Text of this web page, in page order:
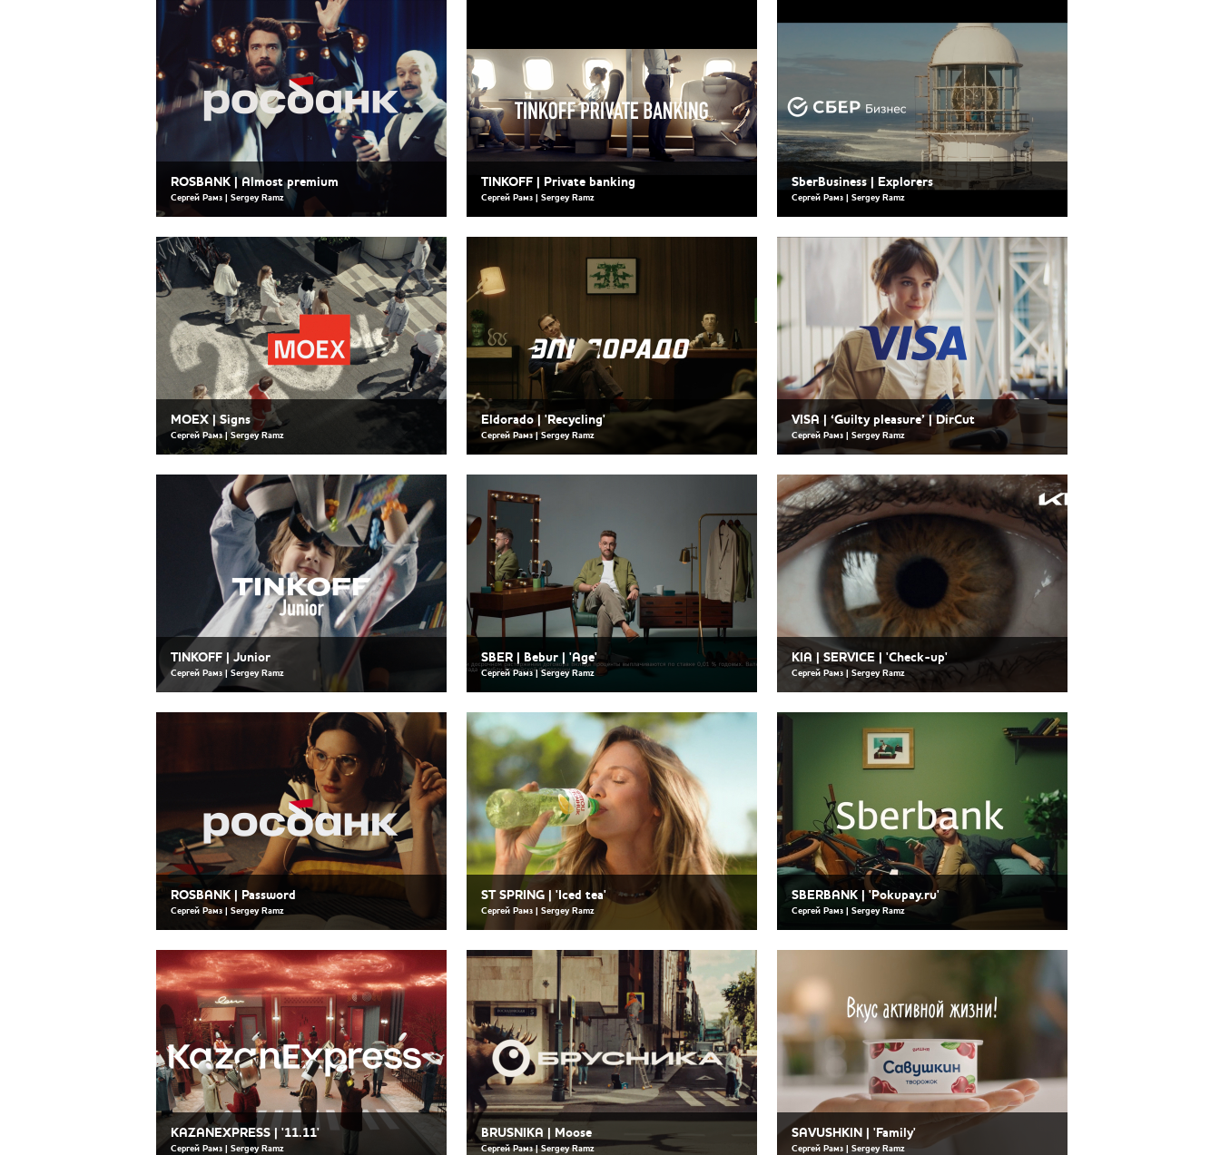
ROSBANK | Almost premium
Сергей Рамз | Sergey Ramz
TINKOFF | Private banking
Сергей Рамз | Sergey Ramz
SberBusiness | Explorers
Сергей Рамз | Sergey Ramz
MOEX | Signs
Сергей Рамз | Sergey Ramz
Eldorado | 'Recycling'
Сергей Рамз | Sergey Ramz
VISA | ‘Guilty pleasure’ | DirCut
Сергей Рамз | Sergey Ramz
TINKOFF | Junior
Сергей Рамз | Sergey Ramz
SBER | Bebur | 'Age'
Сергей Рамз | Sergey Ramz
KIA | SERVICE | 'Check-up'
Сергей Рамз | Sergey Ramz
ROSBANK | Password
Сергей Рамз | Sergey Ramz
ST SPRING | 'Iced tea'
Сергей Рамз | Sergey Ramz
SBERBANK | 'Pokupay.ru'
Сергей Рамз | Sergey Ramz
KAZANEXPRESS | '11.11'
Сергей Рамз | Sergey Ramz
BRUSNIKA | Moose
Сергей Рамз | Sergey Ramz
SAVUSHKIN | 'Family'
Сергей Рамз | Sergey Ramz